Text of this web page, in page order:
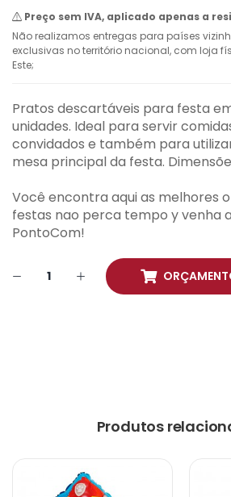
Preço sem IVA, aplicado apenas a
Não realizamos entregas para países
exclusivas no território nacional, com loja
Este;
Pratos descartáveis para festa
unidades. Ideal para servir
convidados e também para
mesa principal da festa.
Você encontra aqui as melhores
festas nao perca tempo y venha
PontoCom!
Produtos